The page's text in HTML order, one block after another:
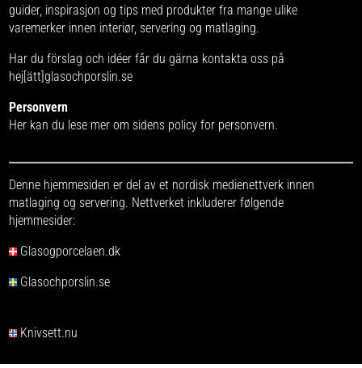
guider, inspirasjon og tips med produkter fra mange ulike
varemerker innen interiør, servering og matlaging.
Har du förslag och idéer får du gärna kontakta oss på
hej[ätt]glasochporslin.se
Personvern
Her kan du lese mer om sidens policy for personvern.
Denne hjemmesiden er del av et nordisk medienettverk innen
matlaging og servering. Nettverket inkluderer følgende
hjemmesider:
Glasogporcelaen.dk
Glasochporslin.se
Knivsett.nu